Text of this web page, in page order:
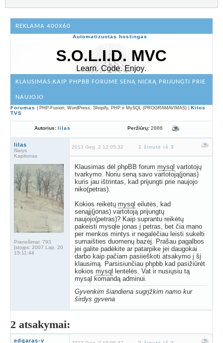
REKLAMA 400X60
Automatizuotas hostingas
KLAUSIMAS:KAIP PHPBB FORUME SENĄ NICKĄ PRIJUNGTI PRIE
NAUJOJO
Forumas | PHP-Fusion, WordPress, Shopify, PHP ir MySQL (PROGRAMAVIMAS) | Kitos
TVS
Autorius: lilas Peržiūrų: 2886
lilas
Narys
Kapitonas
Pranešimai: 793
Įstojęs: 2007 Lap. 20
15:11:44
2013 Geg. 2 12:05:32 1 žinutė iš 3
Klausimas dėl phpBB forum mysql vartotojų
tvarkymo. Noriu seną savo vartotoją(jonas)
kuris jau ištrintas, kad prijungti prie naujojo
niko(petras).
Kokios reikėtų mysql eilutės, kad
senąjį(jonas) vartotoją prijungtų
naujojo(petras)? Kaip suprantu reikėtų
pakeisti mysqle jonas į petras, bet čia mano
per menkos mintys ir negalėčiau leisti sukelti
sumaišties duomenų bazėj. Prašau pagalbos
jei galite padėkite ar patarpike jei daugokai
darbo kaip pačiam pasiieškoti atsakymo į šį
klausimą. Parsisiunčiau phpbb kad pasižiūrėt
kokios mysql lentelės. Vat ir nusiųsiu tą
mysąl komandą adminui.
Gyvenkim šiandiena sugrįžkim namo kur
širdys gyvena
2 atsakymai:
edgaras-v